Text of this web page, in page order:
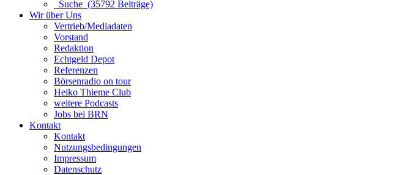
Suche (35792 Beiträge)
Wir über Uns
Vertrieb/Mediadaten
Vorstand
Redaktion
Echtgeld Depot
Referenzen
Börsenradio on tour
Heiko Thieme Club
weitere Podcasts
Jobs bei BRN
Kontakt
Kontakt
Nutzungsbedingungen
Impressum
Datenschutz